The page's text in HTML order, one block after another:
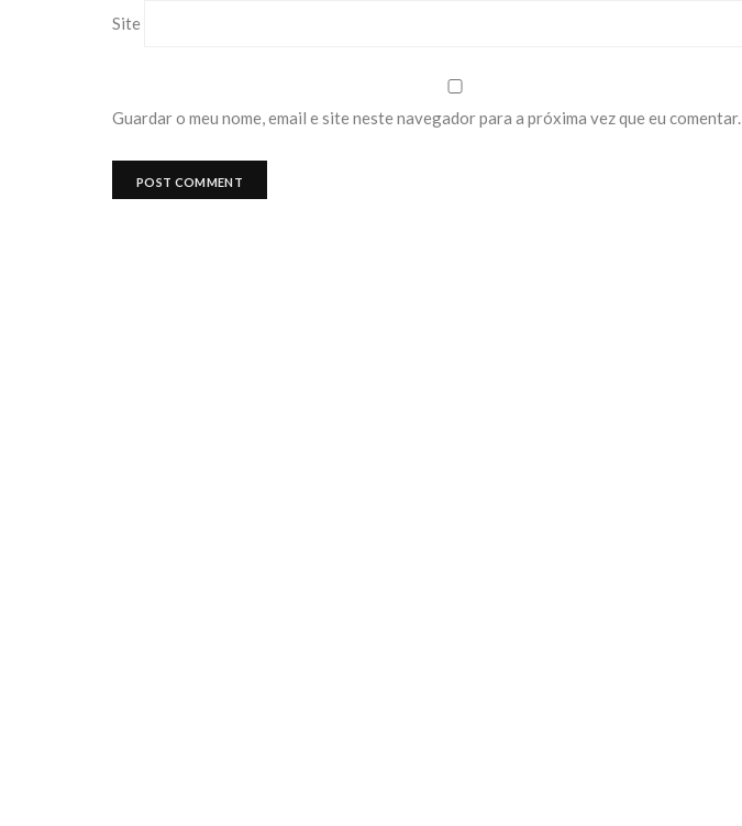
Site
Guardar o meu nome, email e site neste navegador para a próxima vez que eu comentar.